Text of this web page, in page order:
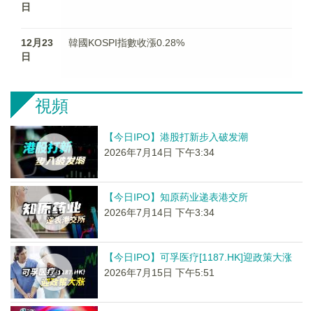
日
12月23
日
韓國KOSPI指數收漲0.28%
視頻
【今日IPO】港股打新步入破发潮
2026年7月14日 下午3:34
【今日IPO】知原药业递表港交所
2026年7月14日 下午3:34
【今日IPO】可孚医疗[1187.HK]迎政策大涨
2026年7月15日 下午5:51